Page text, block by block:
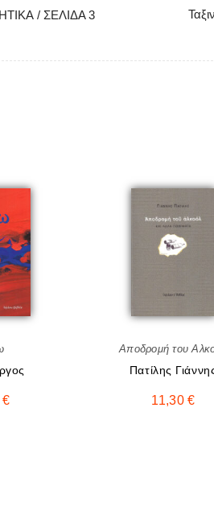
/ ΣΕΛΊΔΑ 3
€
Αποδρομή του
Πατίλης
11,30€